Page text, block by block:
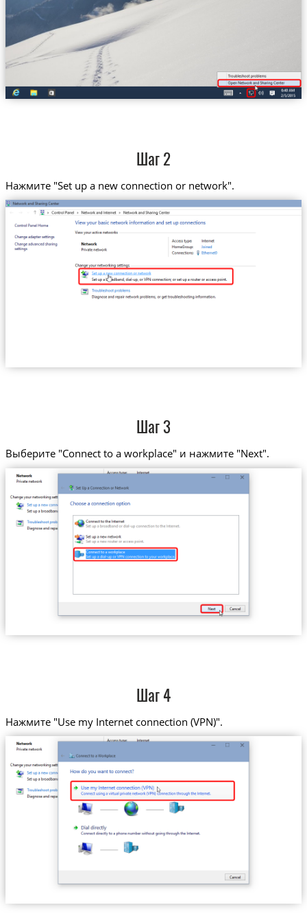
Шаг 2
Нажмите "Set up a new connection or network".
Шаг 3
Выберите "Connect to a workplace" и нажмите "Next".
Шаг 4
Нажмите "Use my Internet connection (VPN)".